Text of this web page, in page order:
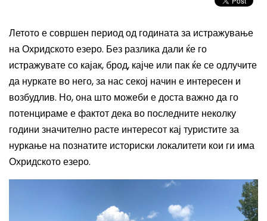
Летото е совршен период од годината за истражување
на Охридското езеро. Без разлика дали ќе го
истражувате со кајак, брод, кајче или пак ќе се одлучите
да нуркате во него, за нас секој начин е интересен и
возбудлив. Но, она што можеби е доста важно да го
потенцираме е фактот дека во последните неколку
години значително расте интересот кај туристите за
нуркање на познатите историски локалитети кои ги има
Охридското езеро.